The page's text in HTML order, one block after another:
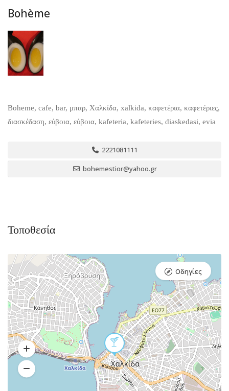
Bohème
Boheme, cafe, bar, μπαρ, Χαλκίδα, xalkida, καφετέρια, καφετέριες,
διασκέδαση, εύβοια, εύβοια, kafeteria, kafeteries, diaskedasi, evia
2221081111
bohemestior@yahoo.gr
Τοποθεσία
Οδηγίες